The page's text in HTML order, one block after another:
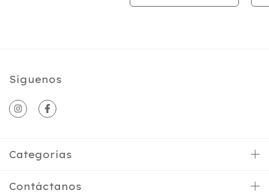
Síguenos
Categorías
Contáctanos